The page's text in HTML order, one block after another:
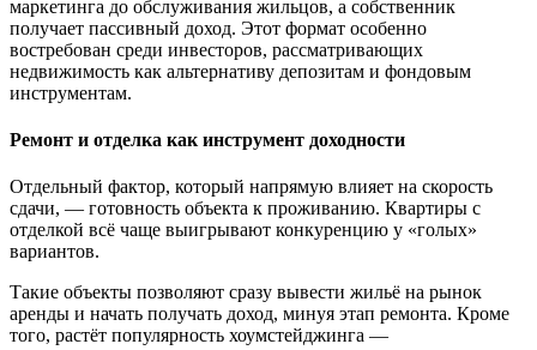
маркетинга до обслуживания жильцов, а собственник
получает пассивный доход. Этот формат особенно
востребован среди инвесторов, рассматривающих
недвижимость как альтернативу депозитам и фондовым
инструментам.
Ремонт и отделка как инструмент доходности
Отдельный фактор, который напрямую влияет на скорость
сдачи, — готовность объекта к проживанию. Квартиры с
отделкой всё чаще выигрывают конкуренцию у «голых»
вариантов.
Такие объекты позволяют сразу вывести жильё на рынок
аренды и начать получать доход, минуя этап ремонта. Кроме
того, растёт популярность хоумстейджинга —